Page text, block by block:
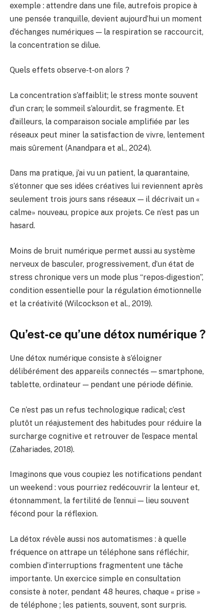
exemple : attendre dans une file, autrefois propice à
une pensée tranquille, devient aujourd’hui un moment
d’échanges numériques — la respiration se raccourcit,
la concentration se dilue.
Quels effets observe‑t‑on alors ?
La concentration s’affaiblit; le stress monte souvent
d’un cran; le sommeil s’alourdit, se fragmente. Et
d’ailleurs, la comparaison sociale amplifiée par les
réseaux peut miner la satisfaction de vivre, lentement
mais sûrement (Anandpara et al., 2024).
Dans ma pratique, j’ai vu un patient, la quarantaine,
s’étonner que ses idées créatives lui reviennent après
seulement trois jours sans réseaux — il décrivait un «
calme» nouveau, propice aux projets. Ce n’est pas un
hasard.
Moins de bruit numérique permet aussi au système
nerveux de basculer, progressivement, d’un état de
stress chronique vers un mode plus “repos‑digestion”,
condition essentielle pour la régulation émotionnelle
et la créativité (Wilcockson et al., 2019).
Qu’est‑ce qu’une détox numérique ?
Une détox numérique consiste à s’éloigner
délibérément des appareils connectés — smartphone,
tablette, ordinateur — pendant une période définie.
Ce n’est pas un refus technologique radical; c’est
plutôt un réajustement des habitudes pour réduire la
surcharge cognitive et retrouver de l’espace mental
(Zahariades, 2018).
Imaginons que vous coupiez les notifications pendant
un weekend : vous pourriez redécouvrir la lenteur et,
étonnamment, la fertilité de l’ennui — lieu souvent
fécond pour la réflexion.
La détox révèle aussi nos automatismes : à quelle
fréquence on attrape un téléphone sans réfléchir,
combien d’interruptions fragmentent une tâche
importante. Un exercice simple en consultation
consiste à noter, pendant 48 heures, chaque « prise »
de téléphone ; les patients, souvent, sont surpris.